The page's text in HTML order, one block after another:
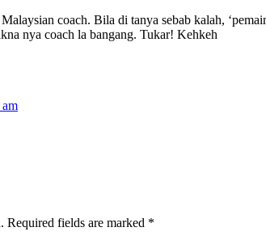
coach. Bila di tanya sebab kalah,
nya coach la bangang. Tukar! Kehkeh
Required fields are marked *